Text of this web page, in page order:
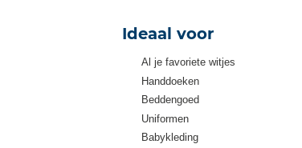
Ideaal voor
Al je favoriete witjes
Handdoeken
Beddengoed
Uniformen
Babykleding